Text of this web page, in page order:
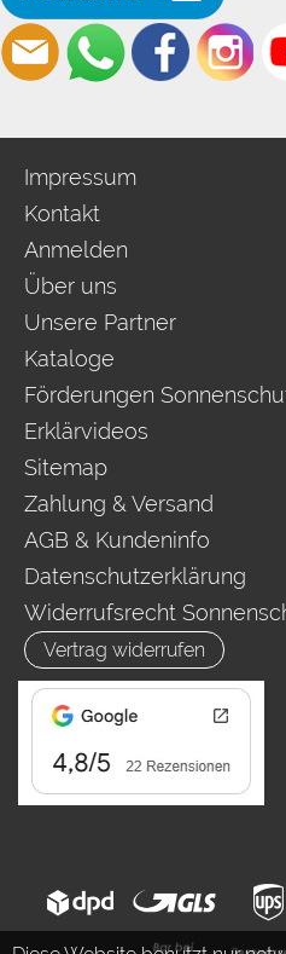
Impressum
Kontakt
Anmelden
Über uns
Unsere Partner
Kataloge
Förderungen
Erklärvideos
Sitemap
Zahlung & Versand
AGB & Kundeninfo
Datenschutzerklärung
Widerrufsrecht
Vertrag widerrufen